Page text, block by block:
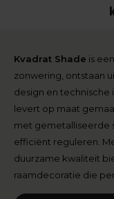
Kvadrat Shade is
zonwering, ontstaan
design en technische
levert op maat
met gemetalliseerde
efficiënt reguleren.
duurzame kwaliteit
raamdecoratie die